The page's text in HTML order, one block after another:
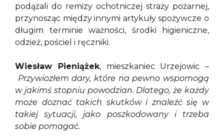
podążali do remizy ochotniczej straży pożarnej,
przynosząc między innymi artykuły spożywcze o
długim terminie ważności, środki higieniczne,
odzież, pościel i ręczniki.
Wiesław Pieniążek, mieszkaniec Urzejowic –
Przywiozłem dary, które na pewno wspomogą
w jakimś stopniu powodzian. Dlatego, że każdy
może doznać takich skutków i znaleźć się w
takiej sytuacji, jako poszkodowany i trzeba
sobie pomagać.